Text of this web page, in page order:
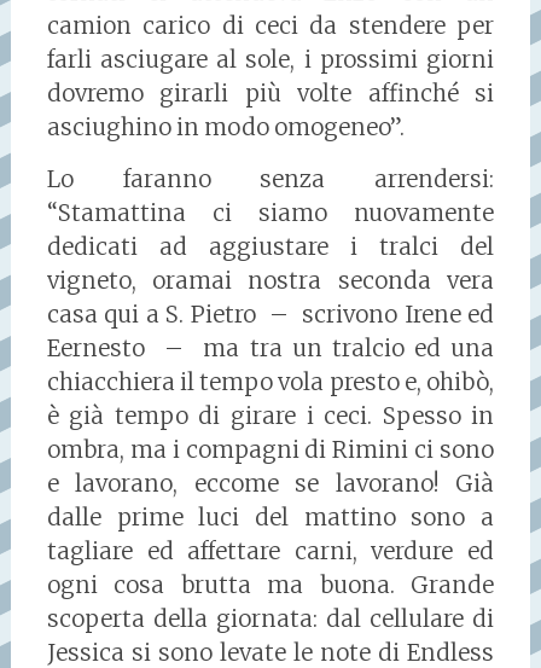
camion carico di ceci da stendere per
farli asciugare al sole, i prossimi giorni
dovremo girarli più volte affinché si
asciughino in modo omogeneo”.
Lo faranno senza arrendersi:
“Stamattina ci siamo nuovamente
dedicati ad aggiustare i tralci del
vigneto, oramai nostra seconda vera
casa qui a S. Pietro – scrivono Irene ed
Eernesto – ma tra un tralcio ed una
chiacchiera il tempo vola presto e, ohibò,
è già tempo di girare i ceci. Spesso in
ombra, ma i compagni di Rimini ci sono
e lavorano, eccome se lavorano! Già
dalle prime luci del mattino sono a
tagliare ed affettare carni, verdure ed
ogni cosa brutta ma buona. Grande
scoperta della giornata: dal cellulare di
Jessica si sono levate le note di Endless